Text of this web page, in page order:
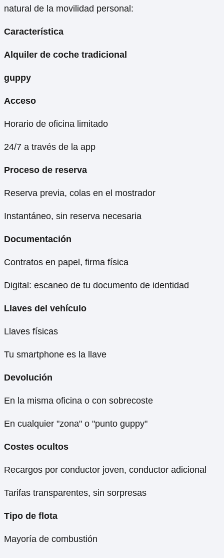
natural de la movilidad personal:
Característica
Alquiler de coche tradicional
guppy
Acceso
Horario de oficina limitado
24/7 a través de la app
Proceso de reserva
Reserva previa, colas en el mostrador
Instantáneo, sin reserva necesaria
Documentación
Contratos en papel, firma física
Digital: escaneo de tu documento de identidad
Llaves del vehículo
Llaves físicas
Tu smartphone es la llave
Devolución
En la misma oficina o con sobrecoste
En cualquier "zona" o "punto guppy"
Costes ocultos
Recargos por conductor joven, conductor adicional
Tarifas transparentes, sin sorpresas
Tipo de flota
Mayoría de combustión